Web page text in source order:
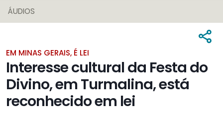
ÁUDIOS
EM MINAS GERAIS, É LEI
Interesse cultural da Festa do
Divino, em Turmalina, está
reconhecido em lei